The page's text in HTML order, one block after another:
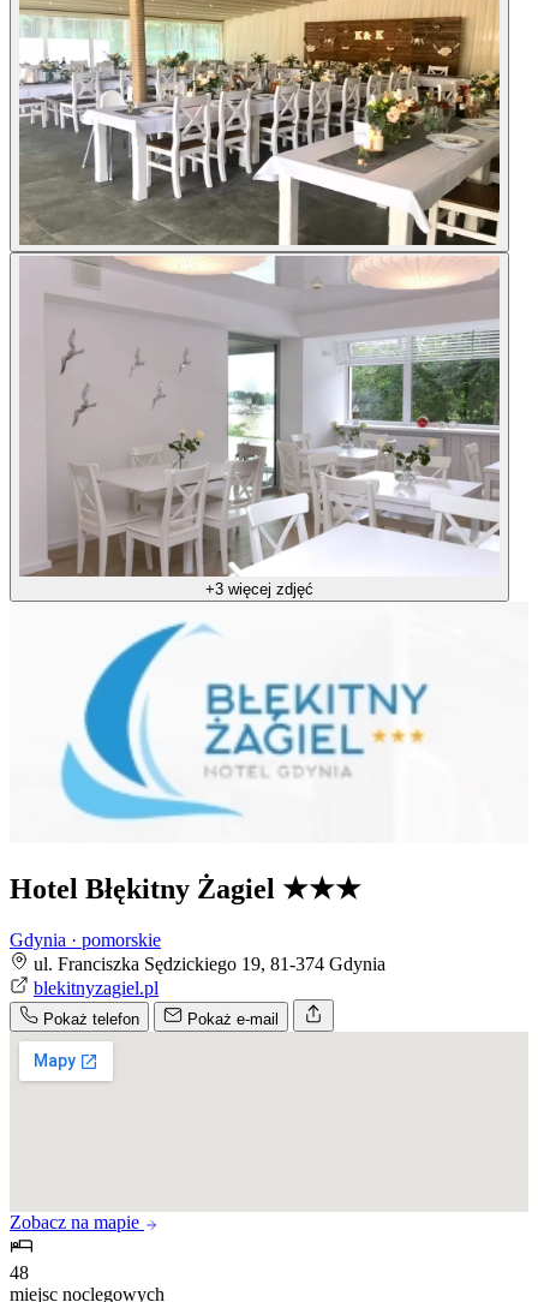
+3 więcej zdjęć
Hotel Błękitny Żagiel ★★★
Gdynia · pomorskie
ul. Franciszka Sędzickiego 19, 81-374 Gdynia
blekitnyzagiel.pl
Pokaż telefon Pokaż e-mail
Zobacz na mapie
48
miejsc noclegowych